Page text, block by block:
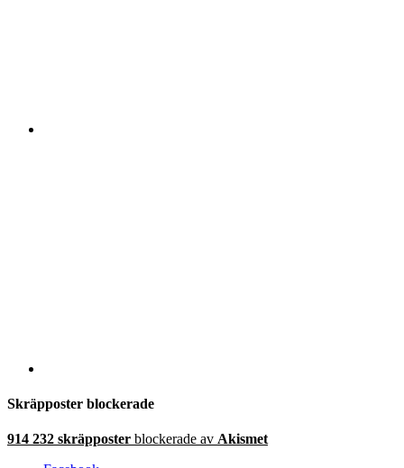
Skräpposter blockerade
914 232 skräpposter blockerade av Akismet